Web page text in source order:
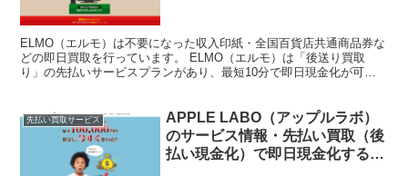
ELMO（エルモ）は不要になった収入印紙・全国百貨店共通商品券な
どの即日買取を行っています。 ELMO（エルモ）は「後送り買取
り」の先払いサービスプランがあり、最短10分で即日現金化が可能
先払い買取サービス
APPLE LABO（アップルラボ）
のサービス情報・先払い買取（後
払い現金化）で即日現金化する方